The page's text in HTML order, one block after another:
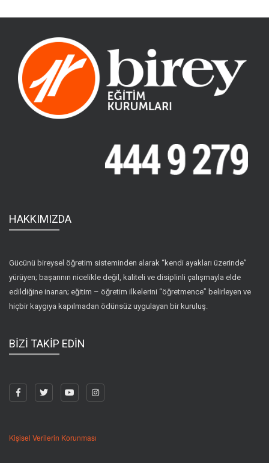
HAKKIMIZDA
Gücünü bireysel öğretim sisteminden alarak “kendi ayakları üzerinde”
yürüyen; başarının nicelikle değil, kaliteli ve disiplinli çalışmayla elde
edildiğine inanan; eğitim – öğretim ilkelerini “öğretmence” belirleyen ve
hiçbir kaygıya kapılmadan ödünsüz uygulayan bir kuruluş.
BİZİ TAKİP EDİN
Kişisel Verilerin Korunması